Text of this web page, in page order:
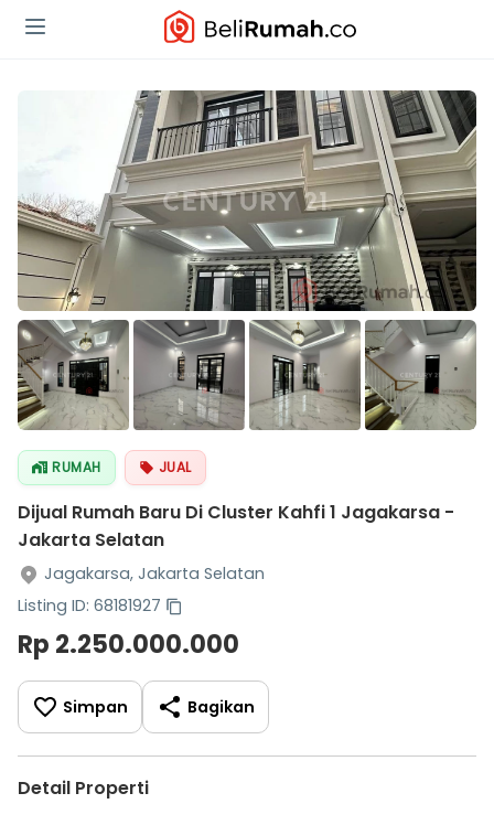
RUMAH JUAL
Dijual Rumah Baru Di Cluster Kahfi 1 Jagakarsa -
Jakarta Selatan
Jagakarsa, Jakarta Selatan
Listing ID: 68181927
Rp 2.250.000.000
Simpan Bagikan
Detail Properti